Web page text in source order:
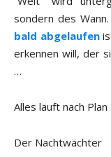
sondern des
bald abgelaufen
erkennen will, der
…
Alles läuft nach Plan
Der Nachtwächter